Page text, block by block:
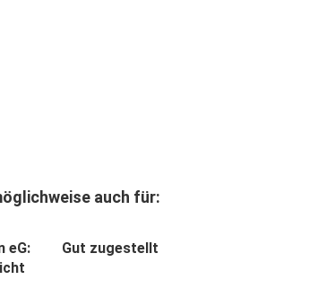
auch für:
eG:
Gut zugestellt